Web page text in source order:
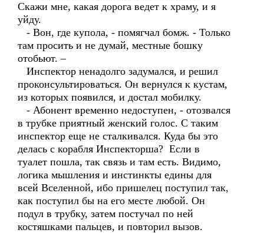
Скажи мне, какая дорога ведет к храму, и я
уйду.
- Вон, где купола, - помягчал бомж. - Только
там просить и не думай, местные бошку
отобьют. –
Инспектор ненадолго задумался, и решил
проконсультироваться. Он вернулся к кустам,
из которых появился, и достал мобилку.
- Абонент временно недоступен, - отозвался
в трубке приятный женский голос. С таким
инспектор еще не сталкивался. Куда бы это
делась с корабля Инспекторша? Если в
туалет пошла, так связь и там есть. Видимо,
логика мышления и инстинкты едины для
всей Вселенной, ибо пришелец поступил так,
как поступил бы на его месте любой. Он
подул в трубку, затем постучал по ней
костяшками пальцев, и повторил вызов.